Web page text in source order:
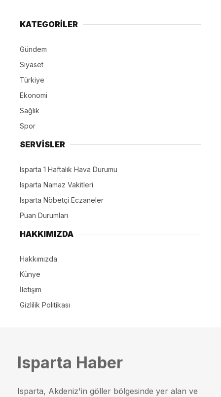
KATEGORİLER
Gündem
Siyaset
Türkiye
Ekonomi
Sağlık
Spor
SERVİSLER
Isparta 1 Haftalık Hava Durumu
Isparta Namaz Vakitleri
Isparta Nöbetçi Eczaneler
Puan Durumları
HAKKIMIZDA
Hakkımızda
Künye
İletişim
Gizlilik Politikası
Isparta Haber
Isparta, Akdeniz'in göller bölgesinde yer alan ve